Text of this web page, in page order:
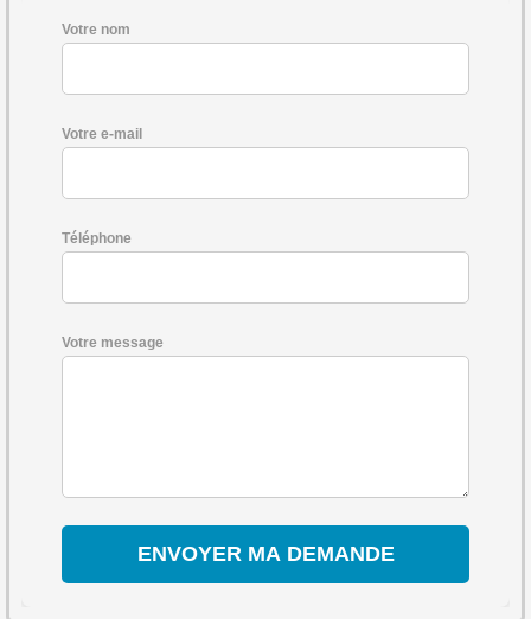
Votre nom
Votre e-mail
Téléphone
Votre message